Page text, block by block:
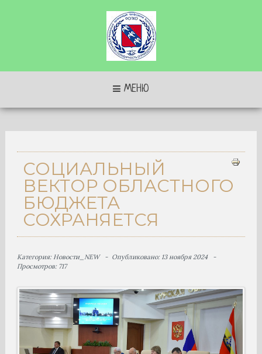
МЕНЮ
СОЦИАЛЬНЫЙ
ВЕКТОР ОБЛАСТНОГО
БЮДЖЕТА
СОХРАНЯЕТСЯ
Категория: Новости_NEW
Опубликовано: 13 ноября 2024
Просмотров: 717